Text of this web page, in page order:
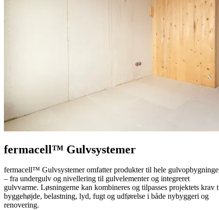
fermacell™ Gulvsystemer
fermacell™ Gulvsystemer omfatter produkter til hele
– fra undergulv og nivellering til gulvelementer og integreret
gulvvarme. Løsningerne kan kombineres og tilpasses projektets krav
byggehøjde, belastning, lyd, fugt og udførelse i både nybyggeri og
renovering.